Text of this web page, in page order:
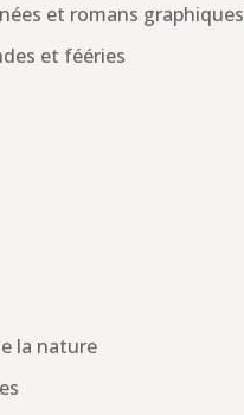
et romans graphiques
et fééries
la nature